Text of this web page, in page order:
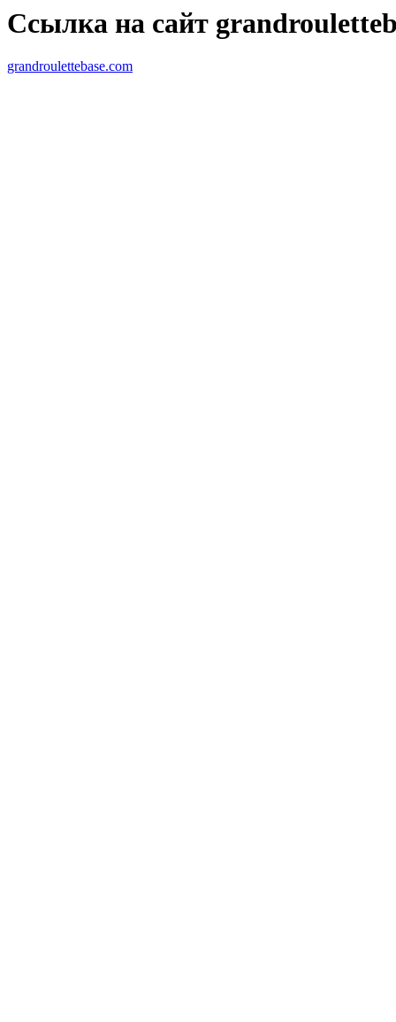
Ссылка на сайт
grandroulettebase.com